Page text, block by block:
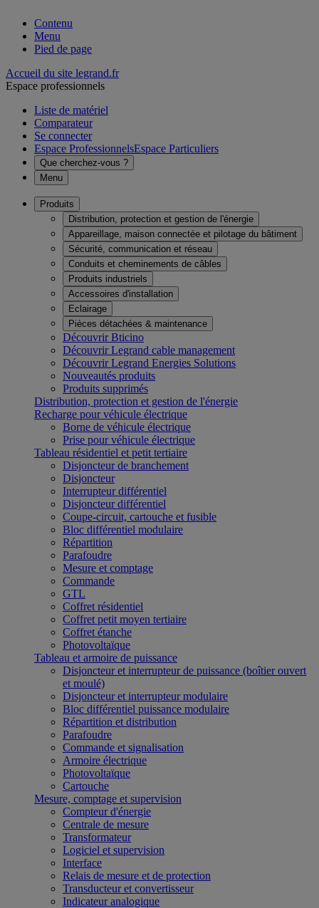
Contenu
Menu
Pied de page
Accueil du site legrand.fr
Espace professionnels
Liste de matériel
Comparateur
Se connecter
Espace ProfessionnelsEspace Particuliers
Que cherchez-vous ?
Menu
Produits
Distribution, protection et gestion de l'énergie
Appareillage, maison connectée et pilotage du bâtiment
Sécurité, communication et réseau
Conduits et cheminements de câbles
Produits industriels
Accessoires d'installation
Eclairage
Pièces détachées & maintenance
Découvrir Bticino
Découvrir Legrand cable management
Découvrir Legrand Energies Solutions
Nouveautés produits
Produits supprimés
Distribution, protection et gestion de l'énergie
Recharge pour véhicule électrique
Borne de véhicule électrique
Prise pour véhicule électrique
Tableau résidentiel et petit tertiaire
Disjoncteur de branchement
Disjoncteur
Interrupteur différentiel
Disjoncteur différentiel
Coupe-circuit, cartouche et fusible
Bloc différentiel modulaire
Répartition
Parafoudre
Mesure et comptage
Commande
GTL
Coffret résidentiel
Coffret petit moyen tertiaire
Coffret étanche
Photovoltaïque
Tableau et armoire de puissance
Disjoncteur et interrupteur de puissance (boîtier ouvert
et moulé)
Disjoncteur et interrupteur modulaire
Bloc différentiel puissance modulaire
Répartition et distribution
Parafoudre
Commande et signalisation
Armoire électrique
Photovoltaïque
Cartouche
Mesure, comptage et supervision
Compteur d'énergie
Centrale de mesure
Transformateur
Logiciel et supervision
Interface
Relais de mesure et de protection
Transducteur et convertisseur
Indicateur analogique